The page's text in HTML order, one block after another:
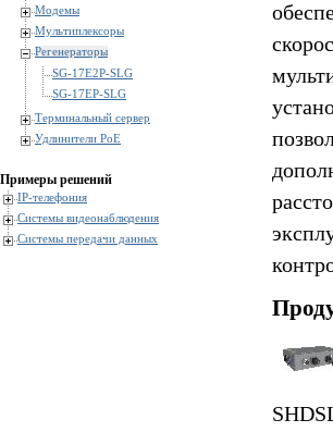
Модемы
Мультиплексоры
Регенераторы
SG-17E2P-SLG
SG-17EP-SLG
Терминальный сервер
Удлинители PoE
Примеры решений
IP-телефония
Системы видеонаблюдения
Системы передачи данных